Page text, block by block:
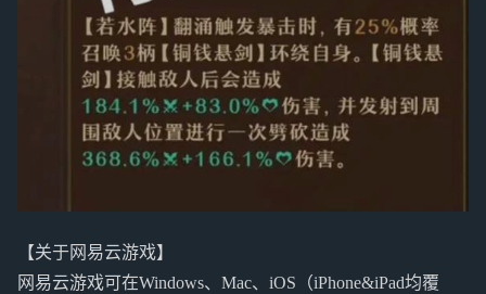
【关于网易云游戏】
网易云游戏可在Windows、Mac、iOS（iPhone&iPad均覆